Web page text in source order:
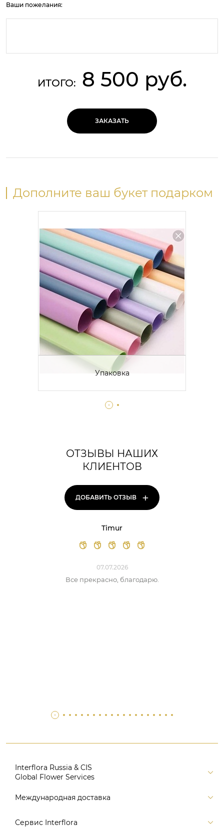
Ваши пожелания:
ИТОГО: 8 500 руб.
ЗАКАЗАТЬ
Дополните ваш букет подарком
Упаковка
ОТЗЫВЫ НАШИХ
КЛИЕНТОВ
ДОБАВИТЬ ОТЗЫВ +
Timur
07.07.2026
Все прекрасно, благодарю.
Interflora Russia & CIS
Global Flower Services
Версия для печати
Поиск
Международная доставка
Россия
Сервис Interflora